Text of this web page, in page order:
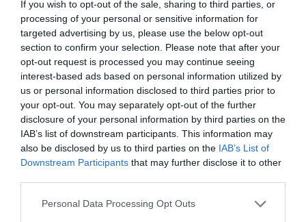
If you wish to opt-out of the sale, sharing to third parties, or
processing of your personal or sensitive information for
targeted advertising by us, please use the below opt-out
section to confirm your selection. Please note that after your
opt-out request is processed you may continue seeing
interest-based ads based on personal information utilized by
us or personal information disclosed to third parties prior to
your opt-out. You may separately opt-out of the further
disclosure of your personal information by third parties on the
IAB’s list of downstream participants. This information may
also be disclosed by us to third parties on the IAB’s List of
Downstream Participants that may further disclose it to other
Personal Data Processing Opt Outs
Il s’agit d’un logiciel de gestion des activités aussi
bien pour les entreprises, les administrations que les
particuliers.
Comme tel, ce logiciel installé dans l’ordinateur,
permet d’informatiser les activités de tous les jours,
que ce soit dans les domaines du commerce, du
transport, de la restauration, que de la comptabilité et